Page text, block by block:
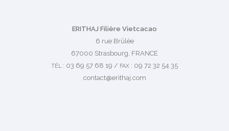
ERITHAJ Filière Vietcacao
6 rue Brûlée
67000 Strasbourg, FRANCE
TÉL : 03 69 57 68 19 / FAX : 09 72 32 54 35
contact@erithaj.com